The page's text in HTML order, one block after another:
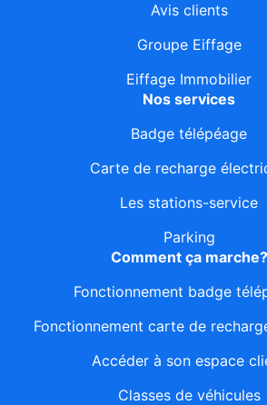
Avis clients
Groupe Eiffage
Eiffage Immobilier
Nos services
Badge télépéage
Carte de recharge
Les stations-service
Parking
Comment ça marche?
Fonctionnement badge
Fonctionnement carte de
Accéder à son espace
Classes de véhicules